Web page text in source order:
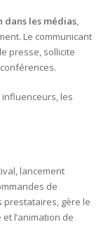
les médias,
Le communicant
presse, sollicite
les
lancement
de
prestataires, gère le
l’animation de